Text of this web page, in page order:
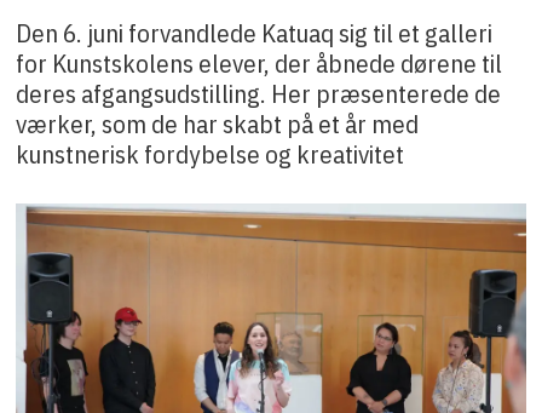
Den 6. juni forvandlede Katuaq sig til et galleri
for Kunstskolens elever, der åbnede dørene til
deres afgangsudstilling. Her præsenterede de
værker, som de har skabt på et år med
kunstnerisk fordybelse og kreativitet